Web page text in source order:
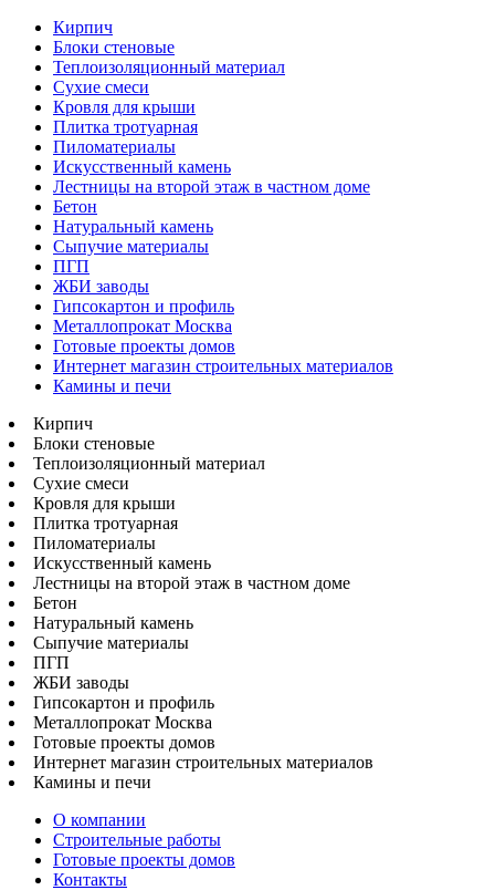
Кирпич
Блоки стеновые
Теплоизоляционный материал
Сухие смеси
Кровля для крыши
Плитка тротуарная
Пиломатериалы
Искусственный камень
Лестницы на второй этаж в частном доме
Бетон
Натуральный камень
Сыпучие материалы
ПГП
ЖБИ заводы
Гипсокартон и профиль
Металлопрокат Москва
Готовые проекты домов
Интернет магазин строительных материалов
Камины и печи
Кирпич
Блоки стеновые
Теплоизоляционный материал
Сухие смеси
Кровля для крыши
Плитка тротуарная
Пиломатериалы
Искусственный камень
Лестницы на второй этаж в частном доме
Бетон
Натуральный камень
Сыпучие материалы
ПГП
ЖБИ заводы
Гипсокартон и профиль
Металлопрокат Москва
Готовые проекты домов
Интернет магазин строительных материалов
Камины и печи
О компании
Строительные работы
Готовые проекты домов
Контакты